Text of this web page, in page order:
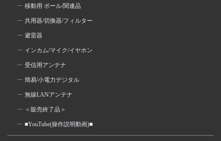
移動用 ポール/関連品
共用器/切換器/フィルター
避雷器
インカム/マイク/イヤホン
受信用アンテナ
簡易/小電力デジタル
無線LANアンテナ
＜販売終了品＞
■YouTube(操作説明動画)■